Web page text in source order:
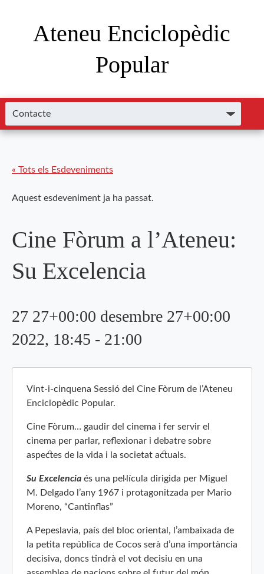
Ateneu Enciclopèdic
Popular
« Tots els Esdeveniments
Aquest esdeveniment ja ha passat.
Cine Fòrum a l’Ateneu:
Su Excelencia
27 27+00:00 desembre 27+00:00
2022, 18:45 - 21:00
Vint-i-cinquena Sessió del Cine Fòrum de l’Ateneu
Enciclopèdic Popular.
Cine Fòrum… gaudir del cinema i fer servir el
cinema per parlar, reflexionar i debatre sobre
aspectes de la vida i la societat actuals.
Su Excelencia és una pel·lícula dirigida per Miguel
M. Delgado l’any 1967 i protagonitzada per Mario
Moreno, “Cantinflas”
A Pepeslavia, país del bloc oriental, l’ambaixada de
la petita república de Cocos serà d’una importància
decisiva, doncs tindrà el vot decisiu en una